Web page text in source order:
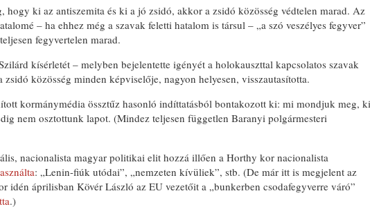
hogy ki az antiszemita és ki a jó zsidó, akkor a zsidó közösség védtelen marad. Az
– ha ehhez még a szavak feletti hatalom is társul – „a szó veszélyes fegyver”
fegyvertelen marad.
kísérletét – melyben bejelentette igényét a holokauszttal kapcsolatos szavak
közösség minden képviselője, nagyon helyesen, visszautasította.
kormánymédia össztűz hasonló indíttatásból bontakozott ki: mi mondjuk meg, ki
nem osztottunk lapot. (Mindez teljesen független Baranyi polgármesteri
nacionalista magyar politikai elit hozzá illően a Horthy kor nacionalista
: „Lenin-fiúk utódai”, „nemzeten kívüliek”, stb. (De már itt is megjelent az
idén áprilisban Kövér László az EU vezetőit a „bunkerben csodafegyverre váró”
.)